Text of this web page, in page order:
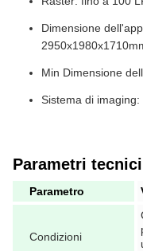
Dimensione
Min Dimensione
Sistema di
Parametri
Parametro
Condizioni